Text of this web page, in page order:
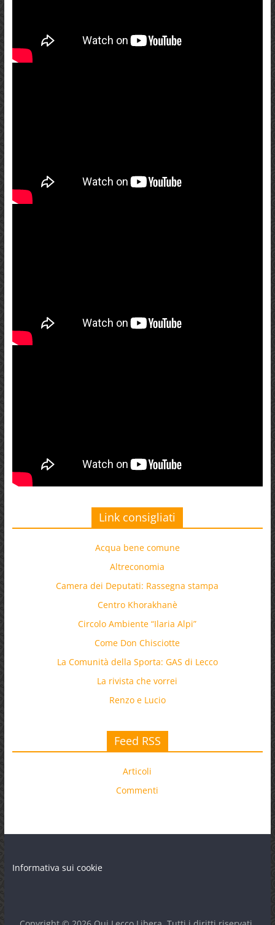
Link consigliati
Acqua bene comune
Altreconomia
Camera dei Deputati: Rassegna stampa
Centro Khorakhanè
Circolo Ambiente “Ilaria Alpi”
Come Don Chisciotte
La Comunità della Sporta: GAS di Lecco
La rivista che vorrei
Renzo e Lucio
Feed RSS
Articoli
Commenti
Informativa sui cookie